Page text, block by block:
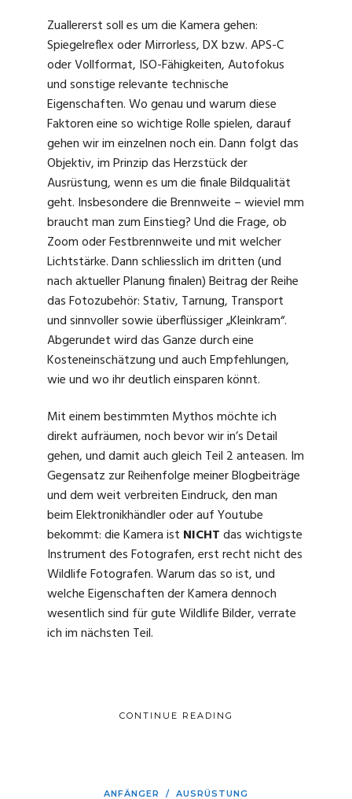
Zuallererst soll es um die Kamera gehen:
Spiegelreflex oder Mirrorless, DX bzw. APS-C
oder Vollformat, ISO-Fähigkeiten, Autofokus
und sonstige relevante technische
Eigenschaften. Wo genau und warum diese
Faktoren eine so wichtige Rolle spielen, darauf
gehen wir im einzelnen noch ein. Dann folgt das
Objektiv, im Prinzip das Herzstück der
Ausrüstung, wenn es um die finale Bildqualität
geht. Insbesondere die Brennweite – wieviel mm
braucht man zum Einstieg? Und die Frage, ob
Zoom oder Festbrennweite und mit welcher
Lichtstärke. Dann schliesslich im dritten (und
nach aktueller Planung finalen) Beitrag der Reihe
das Fotozubehör: Stativ, Tarnung, Transport
und sinnvoller sowie überflüssiger „Kleinkram“.
Abgerundet wird das Ganze durch eine
Kosteneinschätzung und auch Empfehlungen,
wie und wo ihr deutlich einsparen könnt.
Mit einem bestimmten Mythos möchte ich
direkt aufräumen, noch bevor wir in’s Detail
gehen, und damit auch gleich Teil 2 anteasen. Im
Gegensatz zur Reihenfolge meiner Blogbeiträge
und dem weit verbreiten Eindruck, den man
beim Elektronikhändler oder auf Youtube
bekommt: die Kamera ist NICHTdas wichtigste
Instrument des Fotografen, erst recht nicht des
Wildlife Fotografen. Warum das so ist, und
welche Eigenschaften der Kamera dennoch
wesentlich sind für gute Wildlife Bilder, verrate
ich im nächsten Teil.
CONTINUE READING
ANFÄNGER / AUSRÜSTUNG